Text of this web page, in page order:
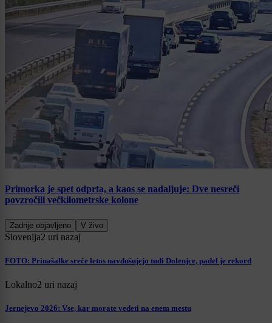
Primorka je spet odprta, a kaos se nadaljuje: Dve nesreči
povzročili večkilometrske kolone
Zadnje objavljeno V živo
Slovenija2 uri nazaj
FOTO: Prinašalke sreče letos navdušujejo tudi Dolenjce, padel je rekord
Lokalno2 uri nazaj
Jernejevo 2026: Vse, kar morate vedeti na enem mestu